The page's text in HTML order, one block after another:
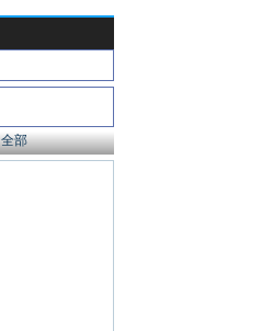
全部